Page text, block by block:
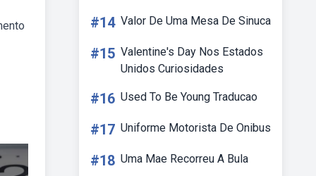
#14 Valor De Uma Mesa De Sinuca
#15 Valentine's Day Nos Estados
Unidos Curiosidades
#16 Used To Be Young Traducao
#17 Uniforme Motorista De Onibus
#18 Uma Mae Recorreu A Bula